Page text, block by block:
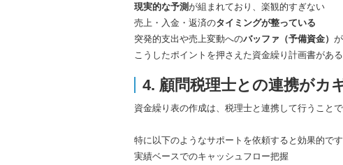
現実的な予測が組まれており、楽観的すぎない
売上・入金・返済のタイミングが整っている
突発的支出や売上変動へのバッファ（予備資金）
こうしたポイントを押さえた資金繰り計画書がある
4. 顧問税理士との連携がカ
資金繰り表の作成は、税理士と連携して行うことで
特に以下のようなサポートを依頼すると効果的です
実績ベースでのキャッシュフロー把握